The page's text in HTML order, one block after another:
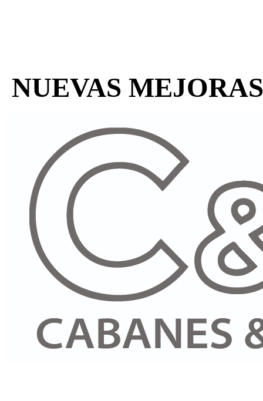
NUEVAS